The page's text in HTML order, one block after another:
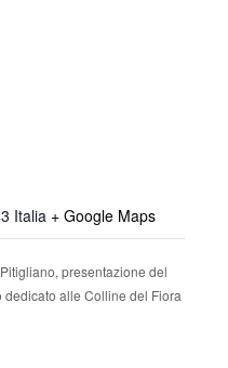
Italia + Google Maps
presentazione del
dedicato alle Colline del Fiora